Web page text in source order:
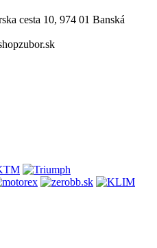
cesta 10, 974 01 Banská